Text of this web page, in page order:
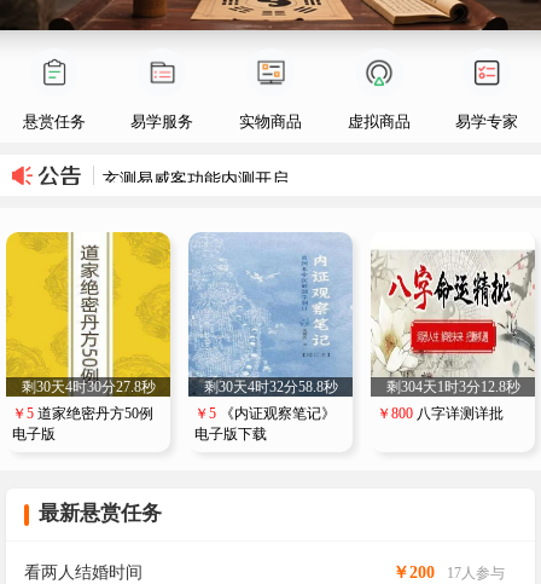
悬赏任务 易学服务 实物商品 虚拟商品 易学专家
玄测易威客功能内测开启
剩30天4时30分27.6秒
￥5 道家绝密丹方50例
电子版
剩30天4时32分58.6秒
￥5 《内证观察笔记》
电子版下载
剩304天1时3分12.6秒
￥800 八字详测详批
最新悬赏任务
看两人结婚时间 ￥200 17人参与